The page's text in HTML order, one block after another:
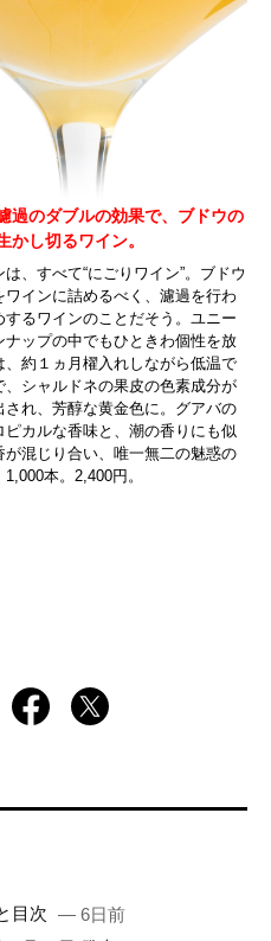
過のダブルの効果で、ブドウの
かし切るワイン。
、すべて“にごりワイン”。ブドウ
ワインに詰めるべく、濾過を行わ
するワインのことだそう。ユニー
ナップの中でもひときわ個性を放
、約１ヵ月櫂入れしながら低温で
、シャルドネの果皮の色素成分が
され、芳醇な黄金色に。グアバの
ピカルな香味と、潮の香りにも似
が混じり合い、唯一無二の魅惑の
本。2,400円。
目次 — 6日前